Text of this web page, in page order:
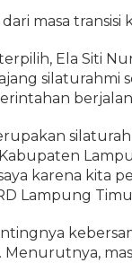
masa
Ela Siti
karena kita
Lampung